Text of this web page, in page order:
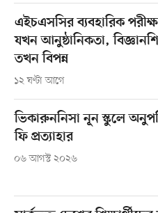
এইচএসসির ব্যবহারিক
যখন আনুষ্ঠানিকতা,
তখন বিপন্ন
১২ ঘণ্টা আগে
ভিকারুননিসা নূন স্কুলে
ফি প্রত্যাহার
০৬ আগস্ট ২০২৬